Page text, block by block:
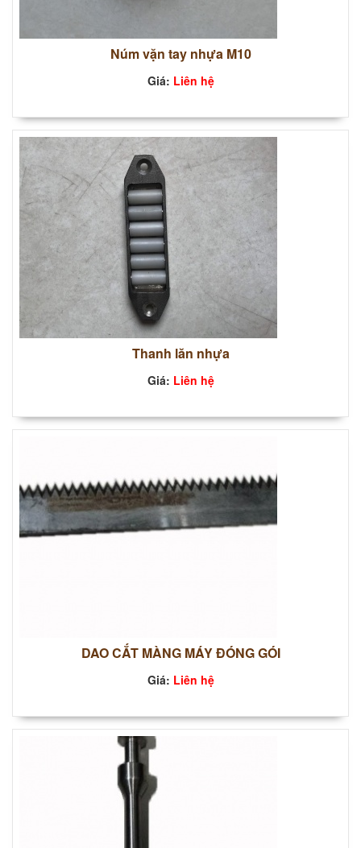
Núm vặn tay nhựa M10
Giá: Liên hệ
Thanh lăn nhựa
Giá: Liên hệ
DAO CẮT MÀNG MÁY ĐÓNG GÓI
Giá: Liên hệ